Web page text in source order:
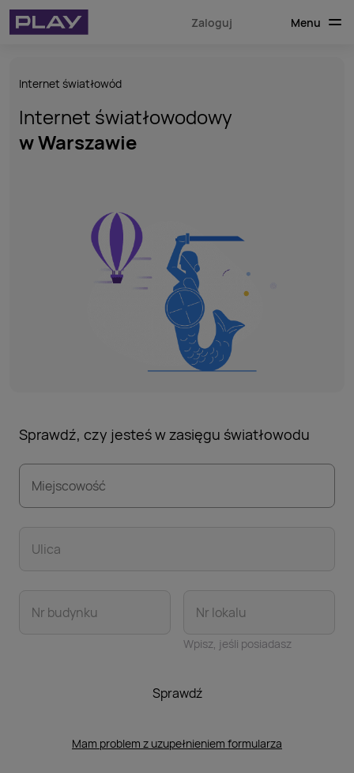
Zaloguj Menu
Internet światłowód
Internet światłowodowy
w Warszawie
Sprawdź, czy jesteś w zasięgu światłowodu
Miejscowość
Ulica
Nr budynku Nr lokalu
Wpisz, jeśli posiadasz
Sprawdź
Mam problem z uzupełnieniem formularza